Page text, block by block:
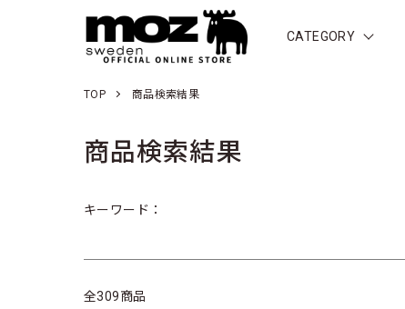
CATEGORY
TOP 商品検索結果
商品検索結果
キーワード：
全309商品